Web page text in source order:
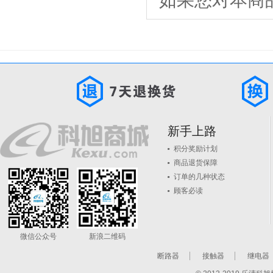
微信公众号 新浪二维码
新手上路
积分奖励计划
商品退货保障
订单的几种状态
顾客必读
断路器 接触器 继电器